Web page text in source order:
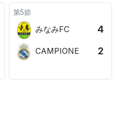
第5節
みなみFC 4
CAMPIONE 2